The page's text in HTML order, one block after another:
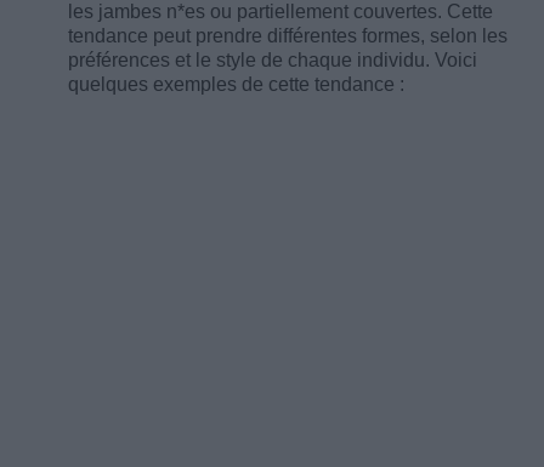
les jambes n*es ou partiellement couvertes. Cette
tendance peut prendre différentes formes, selon les
préférences et le style de chaque individu. Voici
quelques exemples de cette tendance :